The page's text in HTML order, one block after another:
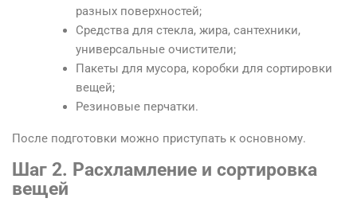
разных поверхностей;
Средства для стекла, жира, сантехники,
универсальные очистители;
Пакеты для мусора, коробки для сортировки
вещей;
Резиновые перчатки.
После подготовки можно приступать к основному.
Шаг 2. Расхламление и сортировка
вещей